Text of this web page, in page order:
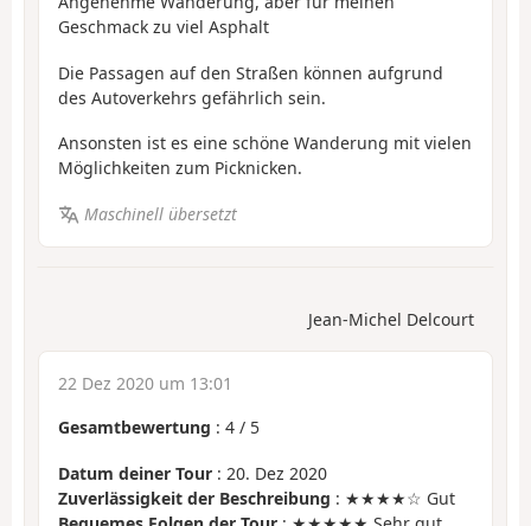
Geschmack zu viel Asphalt
Die Passagen auf den Straßen können aufgrund
des Autoverkehrs gefährlich sein.
Ansonsten ist es eine schöne Wanderung mit vielen
Möglichkeiten zum Picknicken.
Maschinell übersetzt
Jean-Michel Delcourt
22 Dez 2020 um 13:01
Gesamtbewertung : 4 / 5
Datum deiner Tour : 20. Dez 2020
Zuverlässigkeit der Beschreibung : ★★★★☆ Gut